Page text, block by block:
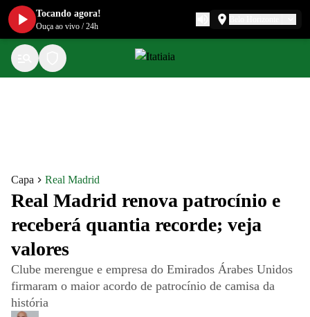
Capa Real Madrid
Real Madrid renova patrocínio e
receberá quantia recorde; veja
valores
Clube merengue e empresa do Emirados Árabes Unidos
firmaram o maior acordo de patrocínio de camisa da
história
Tocando agora!
Ouça ao vivo /24h